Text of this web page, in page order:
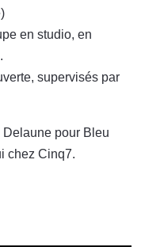
en studio, en
supervisés par
pour Bleu
chez Cinq7.